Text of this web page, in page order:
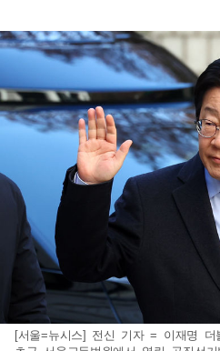
[서울=뉴시스] 전신 기자 = 이재명